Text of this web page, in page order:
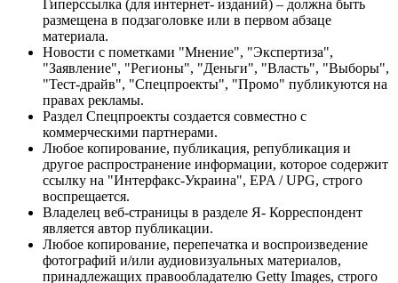
Гиперссылка (для интернет- изданий) – должна быть
размещена в подзаголовке или в первом абзаце
материала.
Новости с пометками "Мнение", "Экспертиза",
"Заявление", "Регионы", "Деньги", "Власть", "Выборы",
"Тест-драйв", "Спецпроекты", "Промо" публикуются на
правах рекламы.
Раздел Спецпроекты создается совместно с
коммерческими партнерами.
Любое копирование, публикация, републикация и
другое распространение информации, которое содержит
ссылку на "Интерфакс-Украина", EPA / UPG, строго
воспрещается.
Владелец веб-страницы в разделе Я- Корреспондент
является автор публикации.
Любое копирование, перепечатка и воспроизведение
фотографий и/или аудиовизуальных материалов,
принадлежащих правообладателю Getty Images, строго